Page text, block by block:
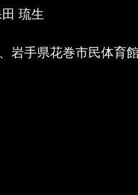
生
岩手県花巻市民体育